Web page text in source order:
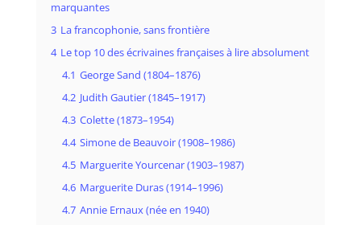
marquantes
3 La francophonie, sans frontière
4 Le top 10 des écrivaines françaises à lire absolument
4.1 George Sand (1804–1876)
4.2 Judith Gautier (1845–1917)
4.3 Colette (1873–1954)
4.4 Simone de Beauvoir (1908–1986)
4.5 Marguerite Yourcenar (1903–1987)
4.6 Marguerite Duras (1914–1996)
4.7 Annie Ernaux (née en 1940)